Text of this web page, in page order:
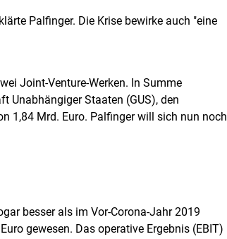
Palfinger. Die Krise bewirke auch "eine
Joint-Venture-Werken. In Summe
Unabhängiger Staaten (GUS), den
1,84 Mrd. Euro. Palfinger will sich nun noch
besser als im Vor-Corona-Jahr 2019
gewesen. Das operative Ergebnis (EBIT)